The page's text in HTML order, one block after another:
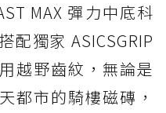
MAX 彈力中底科
配獨家 ASICSGRIP
越野齒紋，無論是
都市的騎樓磁磚，